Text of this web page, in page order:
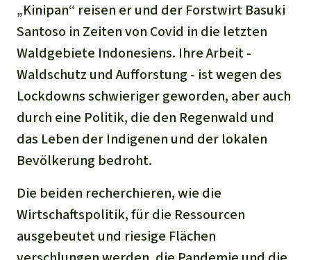
„Kinipan“ reisen er und der Forstwirt Basuki
Santoso in Zeiten von Covid in die letzten
Waldgebiete Indonesiens. Ihre Arbeit -
Waldschutz und Aufforstung - ist wegen des
Lockdowns schwieriger geworden, aber auch
durch eine Politik, die den Regenwald und
das Leben der Indigenen und der lokalen
Bevölkerung bedroht.
Die beiden recherchieren, wie die
Wirtschaftspolitik, für die Ressourcen
ausgebeutet und riesige Flächen